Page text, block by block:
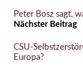
Peter Bosz sagt,
Nächster Beitrag
CSU-
Europa?